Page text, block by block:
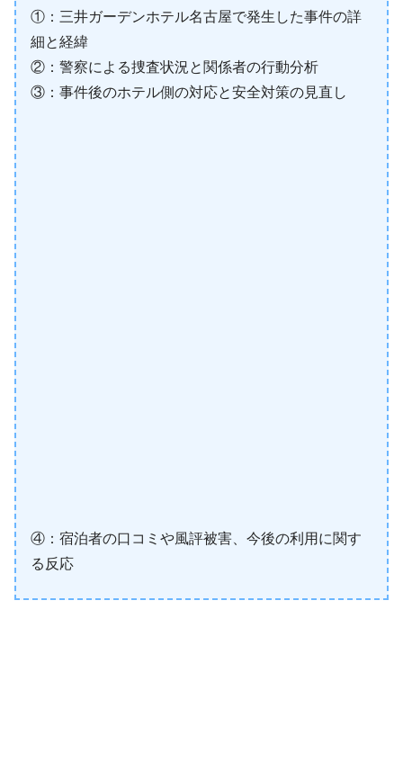
①：三井ガーデンホテル名古屋で発生した事件の詳
細と経緯
②：警察による捜査状況と関係者の行動分析
③：事件後のホテル側の対応と安全対策の見直し
④：宿泊者の口コミや風評被害、今後の利用に関す
る反応